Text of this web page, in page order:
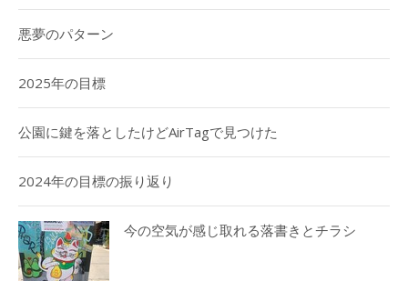
悪夢のパターン
2025年の目標
公園に鍵を落としたけどAirTagで見つけた
2024年の目標の振り返り
今の空気が感じ取れる落書きとチラシ